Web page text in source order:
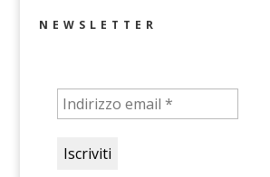
NEWSLETTER